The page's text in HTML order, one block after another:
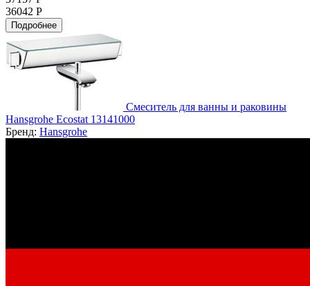
36042 Р
Подробнее
Смеситель для ванны и раковины
Hansgrohe Ecostat 13141000
Бренд: Hansgrohe